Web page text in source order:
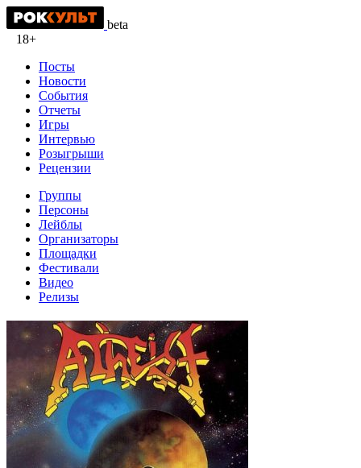
beta
18+
Посты
Новости
События
Отчеты
Игры
Интервью
Розыгрыши
Рецензии
Группы
Персоны
Лейблы
Организаторы
Площадки
Фестивали
Видео
Релизы